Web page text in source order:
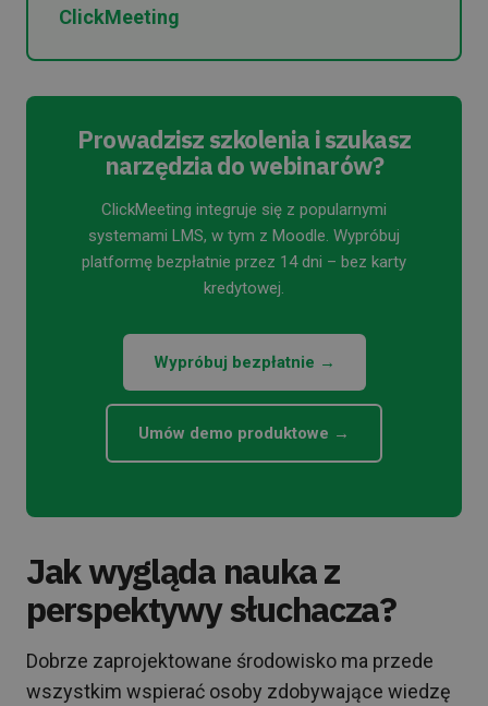
ClickMeeting
Prowadzisz szkolenia i szukasz
narzędzia do webinarów?
ClickMeeting integruje się z popularnymi
systemami LMS, w tym z Moodle. Wypróbuj
platformę bezpłatnie przez 14 dni – bez karty
kredytowej.
Wypróbuj bezpłatnie →
Umów demo produktowe →
Jak wygląda nauka z
perspektywy słuchacza?
Dobrze zaprojektowane środowisko ma przede
wszystkim wspierać osoby zdobywające wiedzę